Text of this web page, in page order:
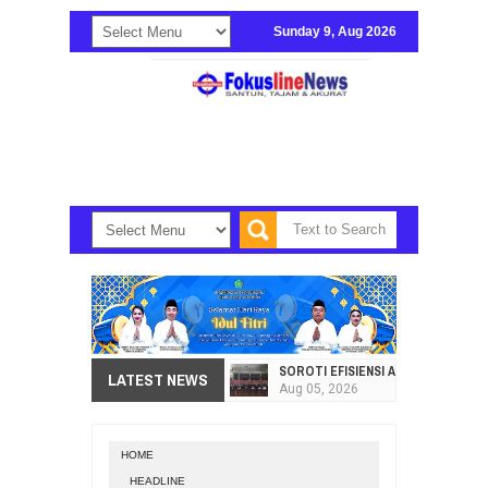
Sunday 9, Aug 2026
LATEST NEWS SOROTI EFISIENSI APBD, DPRD
Aug 05, 2026
HOME
HEADLINE